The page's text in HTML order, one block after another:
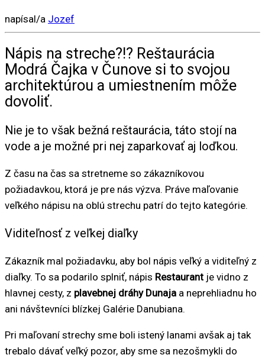
napísal/a Jozef
Nápis na streche?!? Reštaurácia
Modrá Čajka v Čunove si to svojou
architektúrou a umiestnením môže
dovoliť.
Nie je to však bežná reštaurácia, táto stojí na
vode a je možné pri nej zaparkovať aj loďkou.
Z času na čas sa stretneme so zákazníkovou
požiadavkou, ktorá je pre nás výzva. Práve maľovanie
veľkého nápisu na oblú strechu patrí do tejto kategórie.
Viditeľnosť z veľkej diaľky
Zákazník mal požiadavku, aby bol nápis veľký a viditeľný z
diaľky. To sa podarilo splniť, nápis Restaurant je vidno z
hlavnej cesty, z plavebnej dráhy Dunaja a neprehliadnu ho
ani návštevníci blízkej Galérie Danubiana.
Pri maľovaní strechy sme boli istený lanami avšak aj tak
trebalo dávať veľký pozor, aby sme sa nezošmykli do